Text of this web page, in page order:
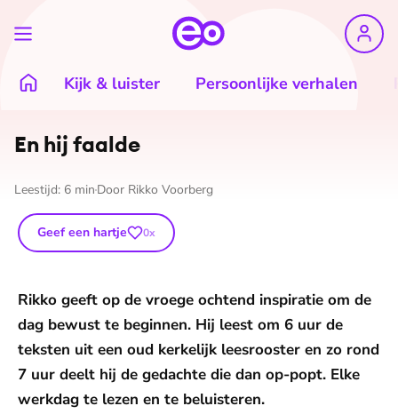
Kijk & luister Persoonlijke verhalen
En hij faalde
Leestijd: 6 min Door Rikko Voorberg
Geef een hartje 0x
Rikko geeft op de vroege ochtend inspiratie om de
dag bewust te beginnen. Hij leest om 6 uur de
teksten uit een oud kerkelijk leesrooster en zo rond
7 uur deelt hij de gedachte die dan op-popt. Elke
werkdag te lezen en te beluisteren.